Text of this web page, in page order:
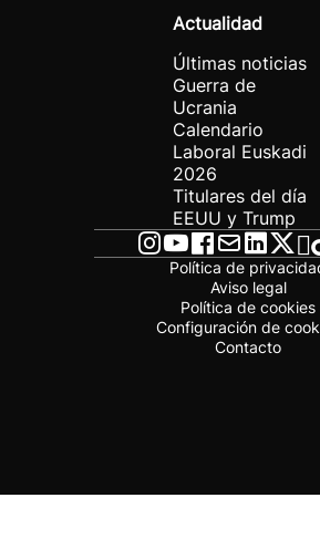
Actualidad
Últimas noticias
Guerra de
Ucrania
Calendario
Laboral Euskadi
2026
Titulares del día
EEUU y Trump
Política de
Aviso legal
Política de cookies
Configuración de
Contacto